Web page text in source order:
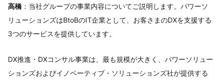
高橋 ：当社グループの事業内容についてご説明します。パワーソ
リューションズはBtoBのIT企業として、お客さまのDXを支援する
3つのサービスを提供しています。
DX推進・DXコンサル事業は、最も規模が大きく、パワーソリュー
ションズおよびイノベーティブ・ソリューションズ社が提供する